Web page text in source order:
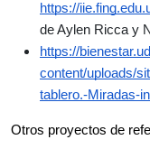
https://
de Aylen Ricca y
https://
content/uploads/
tablero.-Miradas-
Otros proyectos de